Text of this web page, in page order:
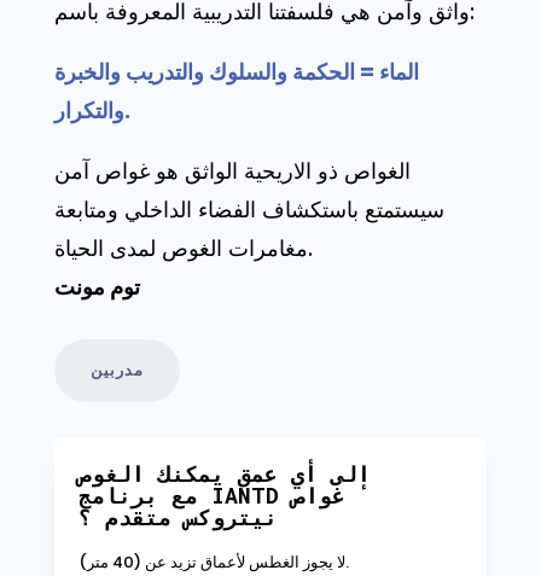
واثق وآمن هي فلسفتنا التدريبية المعروفة باسم:
الماء = الحكمة والسلوك والتدريب والخبرة
والتكرار.
الغواص ذو الاريحية الواثق هو غواص آمن
سيستمتع باستكشاف الفضاء الداخلي ومتابعة
مغامرات الغوص لمدى الحياة.
توم مونت
مدربين
إلى أي عمق يمكنك الغوص
مع برنامج IANTD غواص
نيتروكس متقدم ؟
لا يجوز الغطس لأعماق تزيد عن (40 متر).